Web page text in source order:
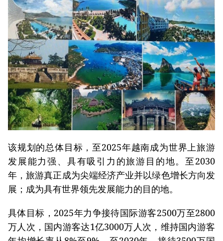
该规划的总体目标，至2025年越南成为世界上旅游
发展能力强、具有吸引力的旅游目的地。至2030
年，旅游真正成为尖端经济产业并以绿色增长方向发
展；成为具有世界领先发展能力的目的地。
具体目标，2025年力争接待国际游客2500万至2800
万人次，国内游客达1亿3000万人次，维持国内游客